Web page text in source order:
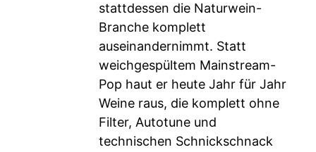
stattdessen die Naturwein-
Branche komplett
auseinandernimmt. Statt
weichgespültem Mainstream-
Pop haut er heute Jahr für Jahr
Weine raus, die komplett ohne
Filter, Autotune und
technischen Schnickschnack